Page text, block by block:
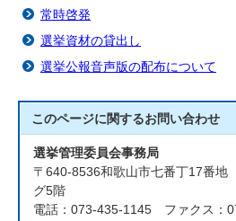
常時啓発
選挙資材の貸出し
選挙公報音声版の配布について
このページに関するお問い合わせ
選挙管理委員会事務局
〒640-8536和歌山市七番丁17番
グ5階
電話：073-435-1145 ファクス：